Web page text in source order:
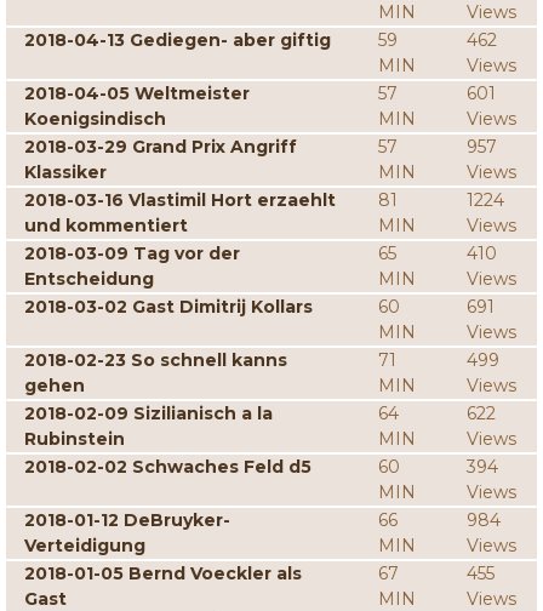
MIN
Views
2018-04-13 Gediegen- aber giftig
59
MIN
462
Views
2018-04-05 Weltmeister
Koenigsindisch
57
MIN
601
Views
2018-03-29 Grand Prix Angriff
Klassiker
57
MIN
957
Views
2018-03-16 Vlastimil Hort erzaehlt
und kommentiert
81
MIN
1224
Views
2018-03-09 Tag vor der
Entscheidung
65
MIN
410
Views
2018-03-02 Gast Dimitrij Kollars
60
MIN
691
Views
2018-02-23 So schnell kanns
gehen
71
MIN
499
Views
2018-02-09 Sizilianisch a la
Rubinstein
64
MIN
622
Views
2018-02-02 Schwaches Feld d5
60
MIN
394
Views
2018-01-12 DeBruyker-
Verteidigung
66
MIN
984
Views
2018-01-05 Bernd Voeckler als
Gast
67
MIN
455
Views